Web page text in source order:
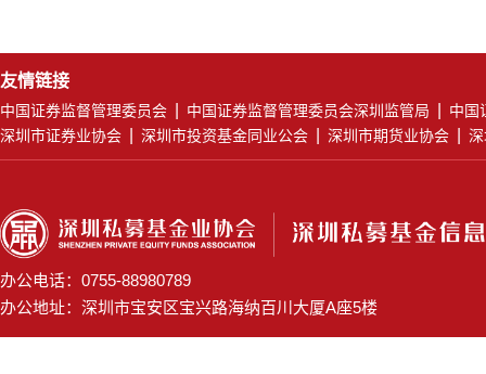
友情链接
中国证券监督管理委员会 中国证券监督管理委员会深圳监管局
中国
深圳市证券业协会
深圳市投资基金同业公会 深圳市期货业协会
办公电话：0755-88980789
办公地址：深圳市宝安区宝兴路海纳百川大厦A座5楼